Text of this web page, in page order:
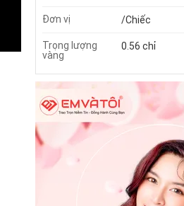
Đơn vị /Chiếc
Trọng lượng
vàng
0.56 chỉ